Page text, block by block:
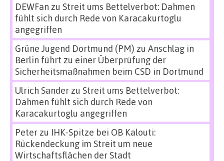
DEWFan zu Streit ums Bettelverbot: Dahmen
fühlt sich durch Rede von Karacakurtoglu
angegriffen
Grüne Jugend Dortmund (PM) zu Anschlag in
Berlin führt zu einer Überprüfung der
Sicherheitsmaßnahmen beim CSD in Dortmund
Ulrich Sanderzu Streit ums Bettelverbot:
Dahmen fühlt sich durch Rede von
Karacakurtoglu angegriffen
Peterzu IHK-Spitze bei OB Kalouti:
Rückendeckung im Streit um neue
Wirtschaftsflächen der Stadt